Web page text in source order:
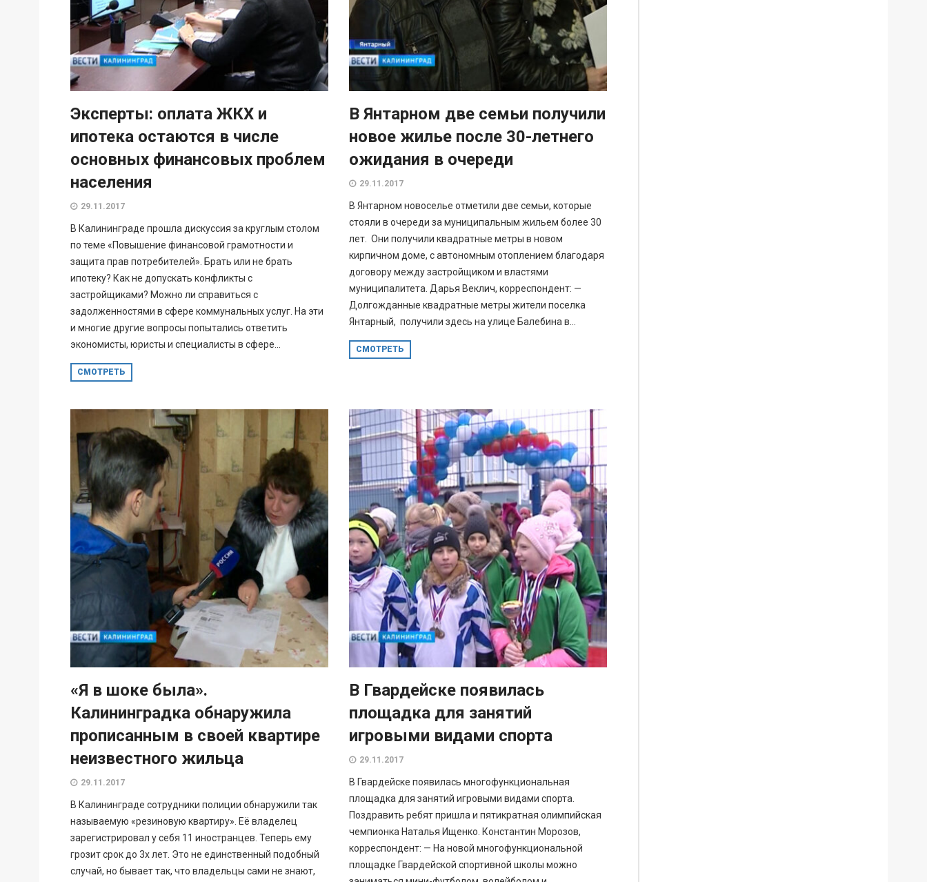
Эксперты: оплата ЖКХ и
ипотека остаются в числе
основных финансовых проблем
населения
29.11.2017
В Калининграде прошла дискуссия за круглым столом
по теме «Повышение финансовой грамотности и
защита прав потребителей». Брать или не брать
ипотеку? Как не допускать конфликты с
застройщиками? Можно ли справиться с
задолженностями в сфере коммунальных услуг. На эти
и многие другие вопросы попытались ответить
экономисты, юристы и специалисты в сфере...
СМОТРЕТЬ
В Янтарном две семьи получили
новое жилье после 30-летнего
ожидания в очереди
29.11.2017
В Янтарном новоселье отметили две семьи, которые
стояли в очереди за муниципальным жильем более 30
лет. Они получили квадратные метры в новом
кирпичном доме, с автономным отоплением благодаря
договору между застройщиком и властями
муниципалитета. Дарья Веклич, корреспондент: —
Долгожданные квадратные метры жители поселка
Янтарный, получили здесь на улице Балебина в...
СМОТРЕТЬ
«Я в шоке была».
Калининградка обнаружила
прописанным в своей квартире
неизвестного жильца
29.11.2017
В Калининграде сотрудники полиции обнаружили так
называемую «резиновую квартиру». Её владелец
зарегистрировал у себя 11 иностранцев. Теперь ему
грозит срок до 3х лет. Это не единственный подобный
случай, но бывает так, что владельцы сами не знают,
В Гвардейске появилась
площадка для занятий
игровыми видами спорта
29.11.2017
В Гвардейске появилась многофункциональная
площадка для занятий игровыми видами спорта.
Поздравить ребят пришла и пятикратная олимпийская
чемпионка Наталья Ищенко. Константин Морозов,
корреспондент: — На новой многофункциональной
площадке Гвардейской спортивной школы можно